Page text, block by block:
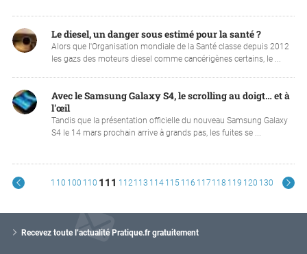
Le diesel, un danger sous estimé pour la santé ?
Alors que l'Organisation mondiale de la Santé classe depuis 2012
les gazs des moteurs diesel comme cancérigènes certains, le ...
Avec le Samsung Galaxy S4, le scrolling au doigt… et à
l'œil
Tandis que la présentation officielle du nouveau Samsung Galaxy
S4 le 14 mars prochain arrive à grands pas, les fuites se ...
1 10 100 110 111 112 113 114 115 116 117 118 119 120 130
Recevez toute l’actualité Pratique.fr gratuitement
o